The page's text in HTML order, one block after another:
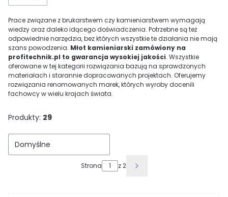
Prace związane z brukarstwem czy kamieniarstwem wymagają
wiedzy oraz daleko idącego doświadczenia. Potrzebne są też
odpowiednie narzędzia, bez których wszystkie te działania nie mają
szans powodzenia. Młot kamieniarski zamówiony na
profitechnik.pl to gwarancja wysokiej jakości. Wszystkie
oferowane w tej kategorii rozwiązania bazują na sprawdzonych
materiałach i starannie dopracowanych projektach. Oferujemy
rozwiązania renomowanych marek, których wyroby docenili
fachowcy w wielu krajach świata.
Produkty: 29
Domyślne
Strona z 2